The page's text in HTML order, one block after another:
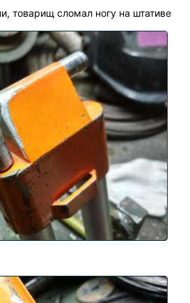
товарищ сломал ногу на штативе